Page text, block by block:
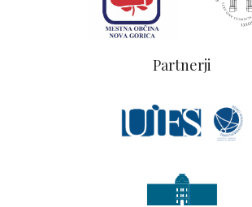
Partnerji